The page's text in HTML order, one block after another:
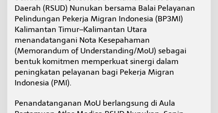
n
,
R
S
U
D
N
n
a
Daerah (RSUD) Nunukan bersama Balai Pelayanan
Pelindungan Pekerja Migran Indonesia (BP3MI)
Kalimantan Timur–Kalimantan Utara
menandatangani Nota Kesepahaman
(Memorandum of Understanding/MoU) sebagai
bentuk komitmen memperkuat sinergi dalam
peningkatan pelayanan bagi Pekerja Migran
Indonesia (PMI).
Penandatanganan MoU berlangsung di Aula